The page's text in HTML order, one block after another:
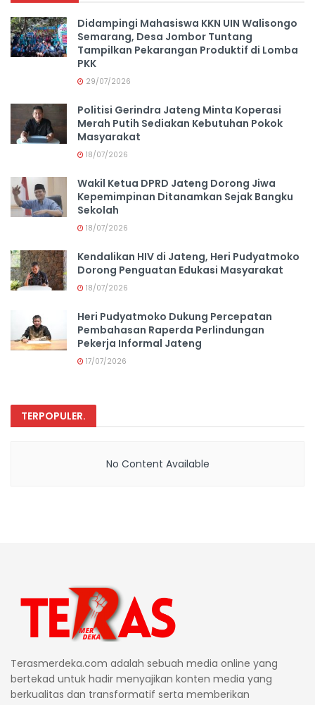
Didampingi Mahasiswa KKN UIN Walisongo
Semarang, Desa Jombor Tuntang
Tampilkan Pekarangan Produktif di Lomba
PKK
29/07/2026
Politisi Gerindra Jateng Minta Koperasi
Merah Putih Sediakan Kebutuhan Pokok
Masyarakat
18/07/2026
Wakil Ketua DPRD Jateng Dorong Jiwa
Kepemimpinan Ditanamkan Sejak Bangku
Sekolah
18/07/2026
Kendalikan HIV di Jateng, Heri Pudyatmoko
Dorong Penguatan Edukasi Masyarakat
18/07/2026
Heri Pudyatmoko Dukung Percepatan
Pembahasan Raperda Perlindungan
Pekerja Informal Jateng
17/07/2026
TERPOPULER.
No Content Available
Terasmerdeka.com adalah sebuah media online yang
bertekad untuk hadir menyajikan konten media yang
berkualitas dan transformatif serta memberikan